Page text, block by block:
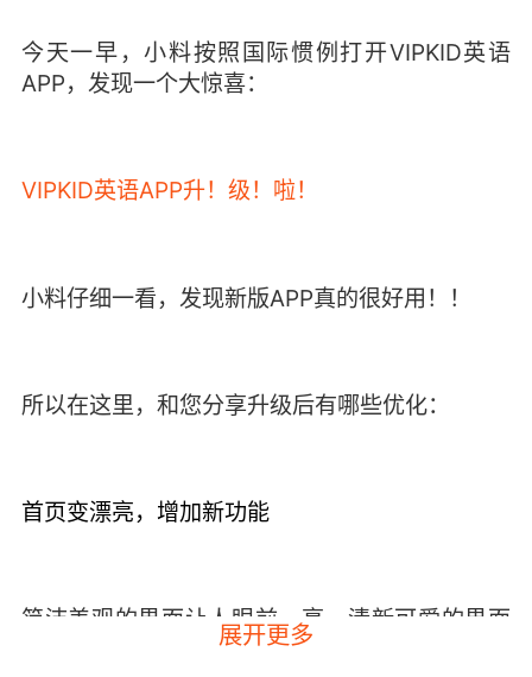
今天一早，小料按照国际惯例打开VIPKID英语
APP，发现一个大惊喜：
VIPKID英语APP升！级！啦！
小料仔细一看，发现新版APP真的很好用！！
所以在这里，和您分享升级后有哪些优化：
首页变漂亮，增加新功能
简洁美观的界面让人眼前一亮，清新可爱的界面
展开更多